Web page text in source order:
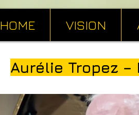
HOME VISION
Aurélie Tropez